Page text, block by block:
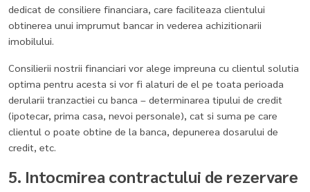
dedicat de consiliere financiara, care faciliteaza clientului
obtinerea unui imprumut bancar in vederea achizitionarii
imobilului.
Consilierii nostrii financiari vor alege impreuna cu clientul solutia
optima pentru acesta si vor fi alaturi de el pe toata perioada
derularii tranzactiei cu banca – determinarea tipului de credit
(ipotecar, prima casa, nevoi personale), cat si suma pe care
clientul o poate obtine de la banca, depunerea dosarului de
credit, etc.
5. Intocmirea contractului de rezervare